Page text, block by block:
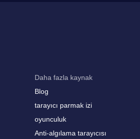
Daha fazla kaynak
Blog
tarayıcı parmak izi
oyunculuk
Anti-algılama tarayıcısı